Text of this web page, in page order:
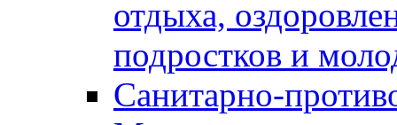
отдыха,
подростков и
Санитарно-